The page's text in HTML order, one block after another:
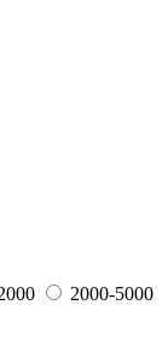
2000-5000